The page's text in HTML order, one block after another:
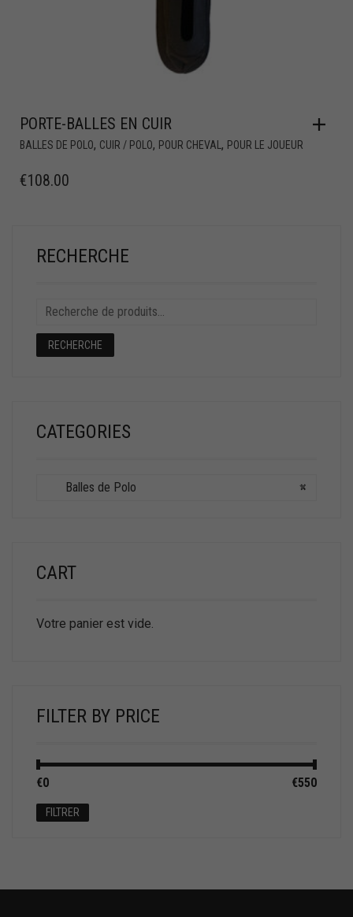
PORTE-BALLES EN CUIR
BALLES DE POLO, CUIR / POLO, POUR CHEVAL , POUR LE JOUEUR
€108.00
RECHERCHE
RECHERCHE
CATEGORIES
×
Balles de Polo
CART
Votre panier est vide.
FILTER BY PRICE
Prix
Prix
FILTRER
€0 €550